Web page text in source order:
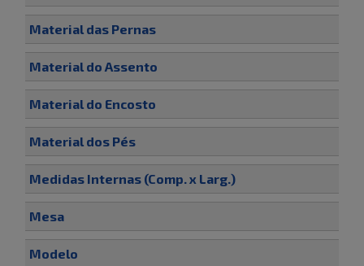
Material das Pernas
Material do Assento
Material do Encosto
Material dos Pés
Medidas Internas (Comp. x Larg.)
Mesa
Modelo